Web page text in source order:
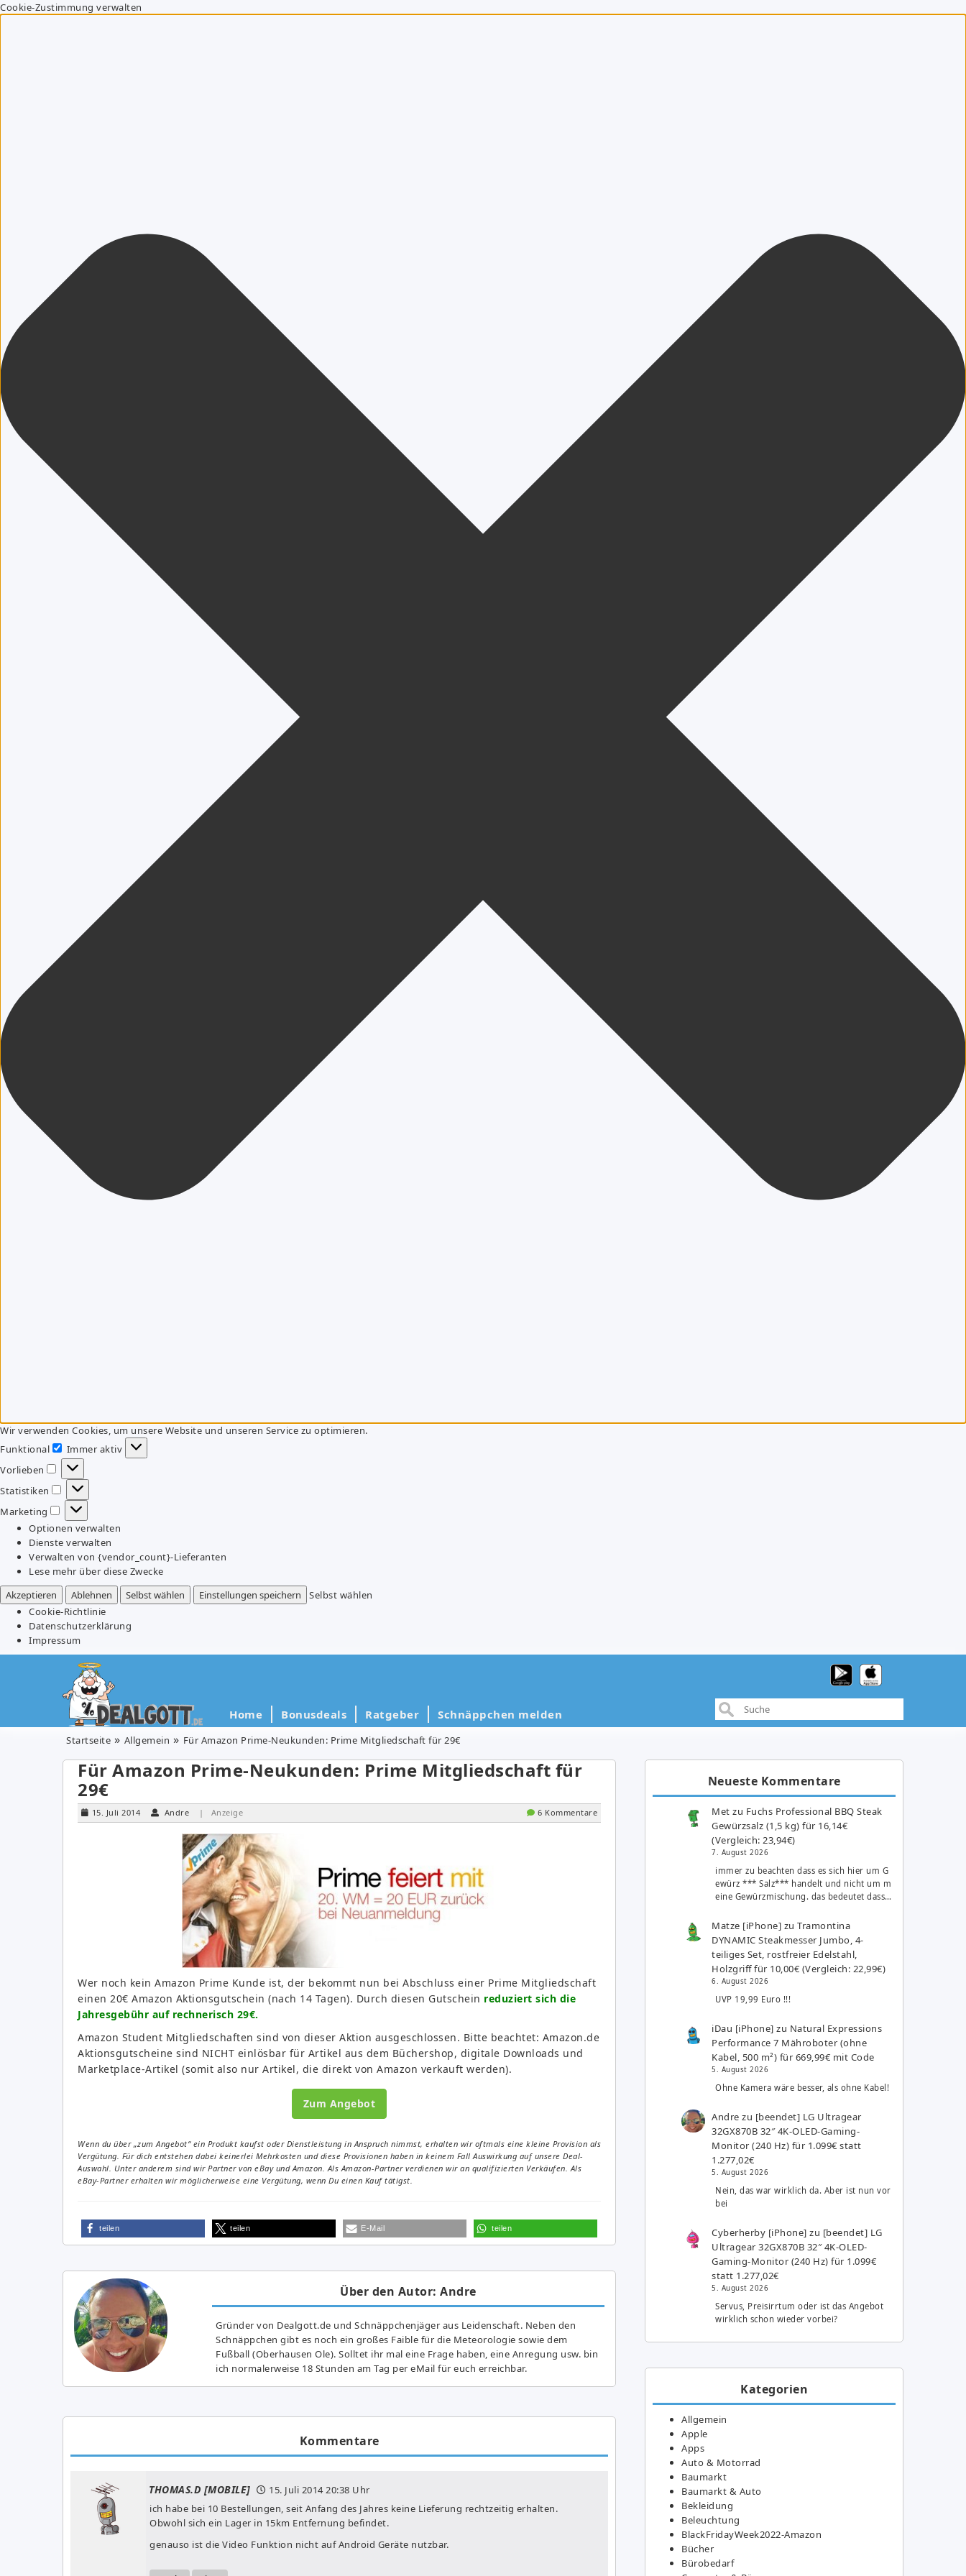
Cookie-Zustimmung verwalten
Wir verwenden Cookies, um unsere Website und unseren Service zu optimieren.
Funktional
Funktional
Immer aktiv
Vorlieben
Vorlieben
Statistiken
Statistiken
Marketing
Marketing
Optionen verwalten
Dienste verwalten
Verwalten von {vendor_count}-Lieferanten
Lese mehr über diese Zwecke
Akzeptieren
Ablehnen Selbst wählen Einstellungen speichern
Selbst wählen
Cookie-Richtlinie
Datenschutzerklärung
Impressum
Home Bonusdeals Ratgeber Schnäppchen melden
Startseite Allgemein Für Amazon Prime-Neukunden: Prime Mitgliedschaft für 29€
Für Amazon Prime-Neukunden: Prime Mitgliedschaft für
29€
15. Juli 2014 Andre | Anzeige 6 Kommentare
Wer noch kein Amazon Prime Kunde ist, der bekommt nun bei Abschluss einer Prime Mitgliedschaft
einen 20€ Amazon Aktionsgutschein (nach 14 Tagen). Durch diesen Gutschein reduziert sich die
Jahresgebühr auf rechnerisch 29€.
Amazon Student Mitgliedschaften sind von dieser Aktion ausgeschlossen. Bitte beachtet: Amazon.de
Aktionsgutscheine sind NICHT einlösbar für Artikel aus dem Büchershop, digitale Downloads und
Marketplace-Artikel (somit also nur Artikel, die direkt von Amazon verkauft werden).
Zum Angebot
Wenn du über „zum Angebot“ ein Produkt kaufst oder Dienstleistung in Anspruch nimmst, erhalten wir oftmals eine kleine Provision als
Vergütung. Für dich entstehen dabei keinerlei Mehrkosten und diese Provisionen haben in keinem Fall Auswirkung auf unsere Deal-
Auswahl. Unter anderem sind wir Partner von eBay und Amazon. Als Amazon-Partner verdienen wir an qualifizierten Verkäufen. Als
eBay-Partner erhalten wir möglicherweise eine Vergütung, wenn Du einen Kauf tätigst.
teilen teilen E-Mail teilen
Über den Autor: Andre
Gründer von Dealgott.de und Schnäppchenjäger aus Leidenschaft. Neben den
Schnäppchen gibt es noch ein großes Fai­ble für die Meteorologie sowie dem
Fußball (Oberhausen Ole). Solltet ihr mal eine Frage haben, eine Anregung usw. bin
ich normalerweise 18 Stunden am Tag per eMail für euch erreichbar.
Kommentare
THOMAS.D [MOBILE] 15. Juli 201420:38 Uhr
ich habe bei 10 Bestellungen, seit Anfang des Jahres keine Lieferung rechtzeitig erhalten.
Obwohl sich ein Lager in 15km Entfernung befindet.
genauso ist die Video Funktion nicht auf Android Geräte nutzbar.
Neueste Kommentare
Met zu Fuchs Professional BBQ Steak
Gewürzsalz (1,5 kg) für 16,14€
(Vergleich: 23,94€)
7. August 2026
immer zu beachten dass es sich hier um G
ewürz *** Salz*** handelt und nicht um m
eine Gewürzmischung. das bedeutet dass…
Matze [iPhone] zuTramontina
DYNAMIC Steakmesser Jumbo, 4-
teiliges Set, rostfreier Edelstahl,
Holzgriff für 10,00€ (Vergleich: 22,99€)
6. August 2026
UVP 19,99 Euro !!!
iDau [iPhone] zu Natural Expressions
Performance 7 Mähroboter (ohne
Kabel, 500 m²) für 669,99€ mit Code
5. August 2026
Ohne Kamera wäre besser, als ohne Kabel!
Andre zu [beendet] LG Ultragear
32GX870B 32″ 4K-OLED-Gaming-
Monitor (240 Hz) für 1.099€ statt
1.277,02€
5. August 2026
Nein, das war wirklich da. Aber ist nun vor
bei
Cyberherby [iPhone] zu [beendet] LG
Ultragear 32GX870B 32″ 4K-OLED-
Gaming-Monitor (240 Hz) für 1.099€
statt 1.277,02€
5. August 2026
Servus, Preisirrtum oder ist das Angebot
wirklich schon wieder vorbei?
Kategorien
Allgemein
Apple
Apps
Auto & Motorrad
Baumarkt
Baumarkt & Auto
Bekleidung
Beleuchtung
BlackFridayWeek2022-Amazon
Bücher
Bürobedarf